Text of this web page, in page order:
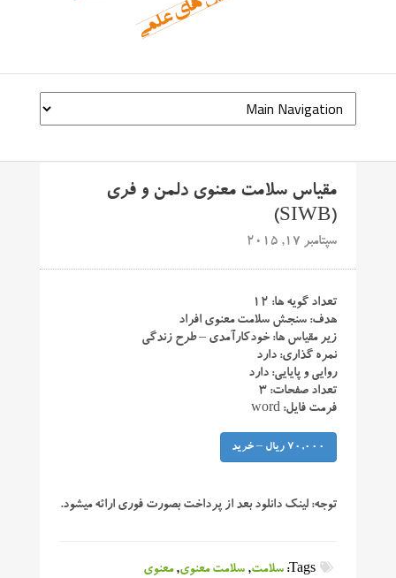
مقیاس سلامت معنوی دلمن و فری
(SIWB)
سپتامبر 17, 2015
تعداد گویه ها: ۱۲
هدف: سنجش سلامت معنوی افراد
زیر مقیاس ها: خودکارآمدی – طرح زندگی
نمره گذاری: دارد
روایی و پایایی: دارد
تعداد صفحات: ۳
فرمت فایل: word
70,000 ریال – خرید
توجه: لینک دانلود بعد از پرداخت بصورت فوری ارائه میشود.
Tags: سلامت,سلامت معنوی,معنوی